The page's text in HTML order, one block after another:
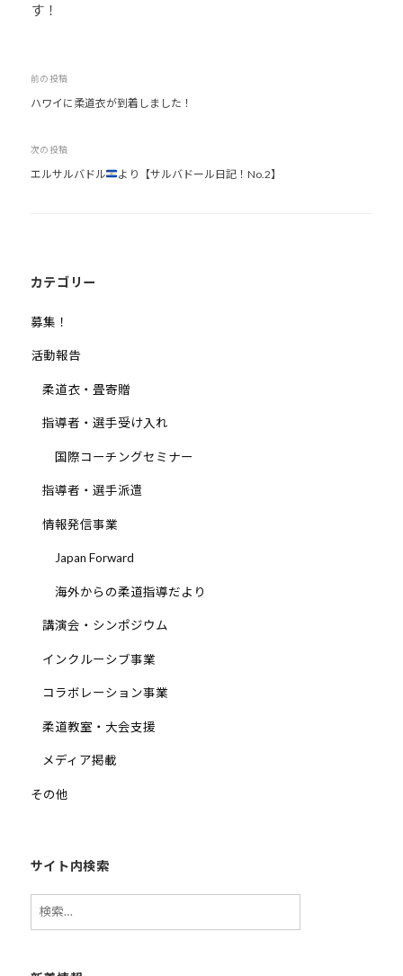
す！
投
稿
ビ
ゲ
ン
前の投稿
ハワイに柔道衣が到着しました！
次の投稿
エルサルバドル より【サルバドール日記！No.2】
カテゴリー
募集！
活動報告
柔道衣・畳寄贈
指導者・選手受け入れ
国際コーチングセミナー
指導者・選手派遣
情報発信事業
Japan Forward
海外からの柔道指導だより
講演会・シンポジウム
インクルーシブ事業
コラボレーション事業
柔道教室・大会支援
メディア掲載
その他
サイト内検索
検
索: